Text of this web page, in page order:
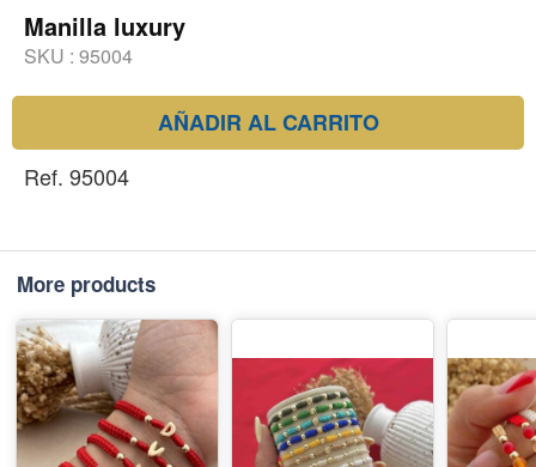
Manilla luxury
SKU : 95004
AÑADIR AL CARRITO
Ref. 95004
More products